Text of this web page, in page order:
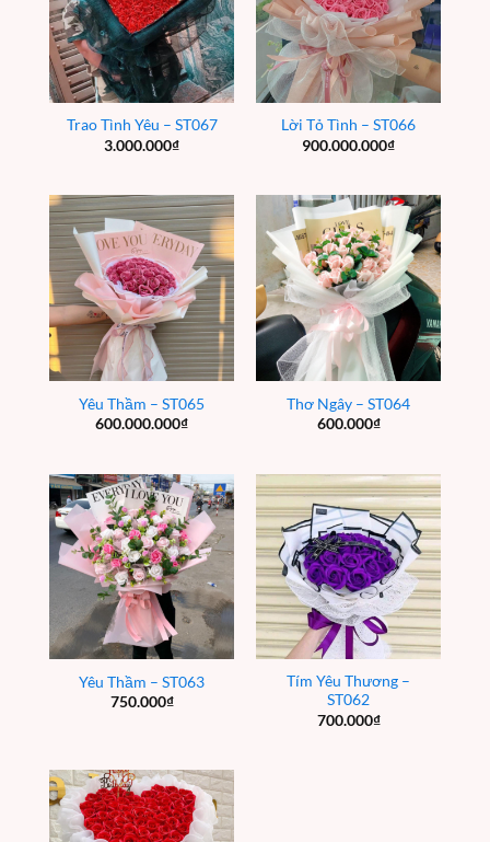
Trao Tình Yêu – ST067
3.000.000₫
Lời Tỏ Tình – ST066
900.000.000₫
Yêu Thầm – ST065
600.000.000₫
Thơ Ngây – ST064
600.000₫
Yêu Thầm – ST063
750.000₫
Tím Yêu Thương –
ST062
700.000₫